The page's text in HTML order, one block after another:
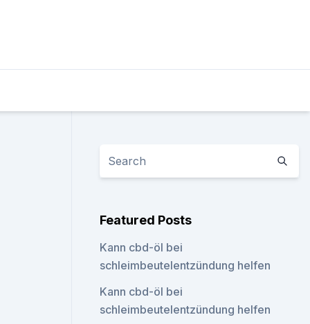
Featured Posts
Kann cbd-öl bei
schleimbeutelentzündung helfen
Kann cbd-öl bei
schleimbeutelentzündung helfen